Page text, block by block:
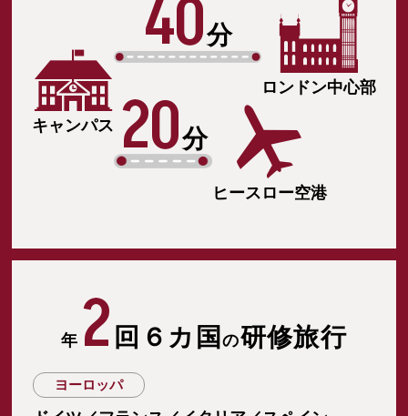
キャンパス
40分
ロンドン中心部
20分
ヒースロー空港
年 2 回６カ国の研修旅行
ヨーロッパ